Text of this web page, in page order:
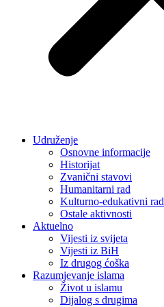
Udruženje
Osnovne informacije
Historijat
Zvanični stavovi
Humanitarni rad
Kulturno-edukativni rad
Ostale aktivnosti
Aktuelno
Vijesti iz svijeta
Vijesti iz BiH
Iz drugog ćoška
Razumjevanje islama
Život u islamu
Dijalog s drugima